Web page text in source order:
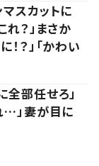
スカットに
？」まさか
？」「かわい
部任せろ」
…」妻が目に